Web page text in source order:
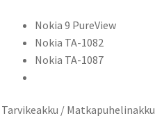
Nokia 9 PureView
Nokia TA-1082
Nokia TA-1087
Tarvikeakku / Matkapuhelinakku